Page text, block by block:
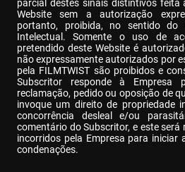
parcial destes sinais distintivos feita
Website sem a autorização
portanto, proibida, no sentido do
Intelectual. Somente o uso de
pretendido deste Website é
não expressamente autorizados por
pela FILMTWIST são proibidos e
Subscritor responde à Empresa
reclamação, pedido ou oposição de
invoque um direito de propriedade
concorrência desleal e/ou
comentário do Subscritor, e este será
incorridos pela Empresa para iniciar
condenações.